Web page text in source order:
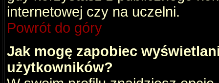
internetowej czy na uczelni.
Powrót do góry
Jak mogę zapobiec
użytkowników?